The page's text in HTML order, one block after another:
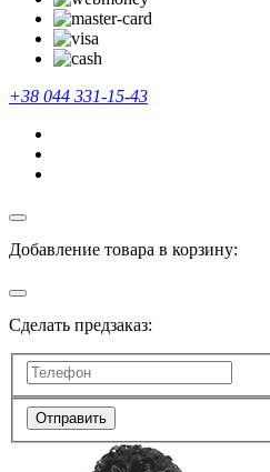
+38 044 331-15-43
Добавление товара в корзину:
Сделать предзаказ:
Отправить